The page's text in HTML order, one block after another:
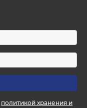
политикой хранения и